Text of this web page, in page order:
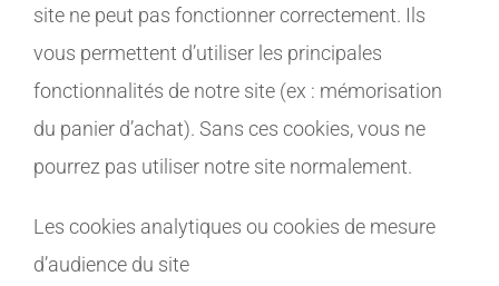
site ne peut pas fonctionner correctement. Ils
vous permettent d’utiliser les principales
fonctionnalités de notre site (ex : mémorisation
du panier d’achat). Sans ces cookies, vous ne
pourrez pas utiliser notre site normalement.
Les cookies analytiques ou cookies de mesure
d’audience du site